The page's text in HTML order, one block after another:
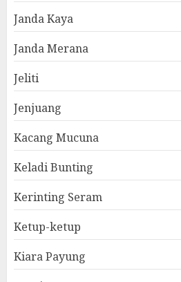
Janda Kaya
Janda Merana
Jeliti
Jenjuang
Kacang Mucuna
Keladi Bunting
Kerinting Seram
Ketup-ketup
Kiara Payung